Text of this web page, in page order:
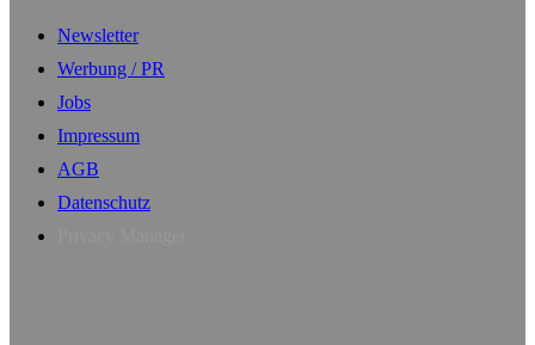
Newsletter
Werbung / PR
Jobs
Impressum
AGB
Datenschutz